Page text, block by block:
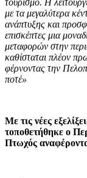
με τα μεγαλύτερα
ανάπτυξης και
επισκέπτες μια
μεταφορών στην
καθίσταται πλέον
φέρνοντας την
ποτέ»
Με τις νέες
τοποθετήθηκε ο
Πτωχός